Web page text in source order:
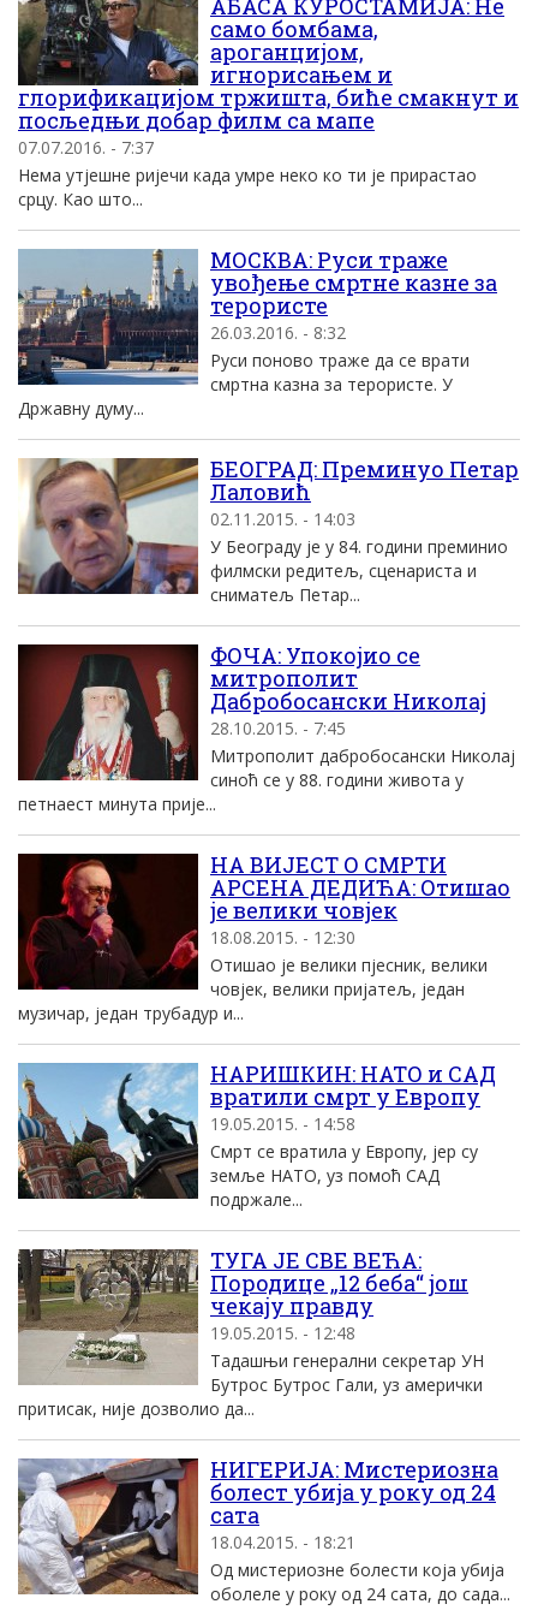
АБАСА КУРОСТАМИЈА: Не
само бомбама,
ароганцијом,
игнорисањем и
глорификацијом тржишта, биће смакнут и
посљедњи добар филм са мапе
07.07.2016. - 7:37
Нема утјешне ријечи када умре неко ко ти је прирастао
срцу. Као што...
МОСКВА: Руси траже
увођење смртне казне за
терористе
26.03.2016. - 8:32
Руси поново траже да се врати
смртна казна за терористе. У
Државну думу...
БЕОГРАД: Преминуо Петар
Лаловић
02.11.2015. - 14:03
У Београду је у 84. години преминио
филмски редитељ, сценариста и
сниматељ Петар...
ФОЧА: Упокојио се
митрополит
Дабробосански Николај
28.10.2015. - 7:45
Митрополит дабробосански Николај
синоћ се у 88. години живота у
петнаест минута прије...
НА ВИЈЕСТ О СМРТИ
АРСЕНА ДЕДИЋА: Отишао
је велики човjек
18.08.2015. - 12:30
Отишао је велики пjесник, велики
човjек, велики пријатељ, један
музичар, један трубадур и...
НАРИШКИН: НАТО и САД
вратили смрт у Европу
19.05.2015. - 14:58
Смрт се вратила у Европу, јер су
земље НАТО, уз помоћ САД
подржале...
ТУГА ЈЕ СВЕ ВЕЋА:
Породице „12 беба“ још
чекају правду
19.05.2015. - 12:48
Тадашњи генерални секретар УН
Бутрос Бутрос Гали, уз амерички
притисак, није дозволио да...
НИГЕРИЈА: Мистериозна
болест убија у року од 24
сата
18.04.2015. - 18:21
Од мистериозне болести која убија
оболеле у року од 24 сата, до сада...